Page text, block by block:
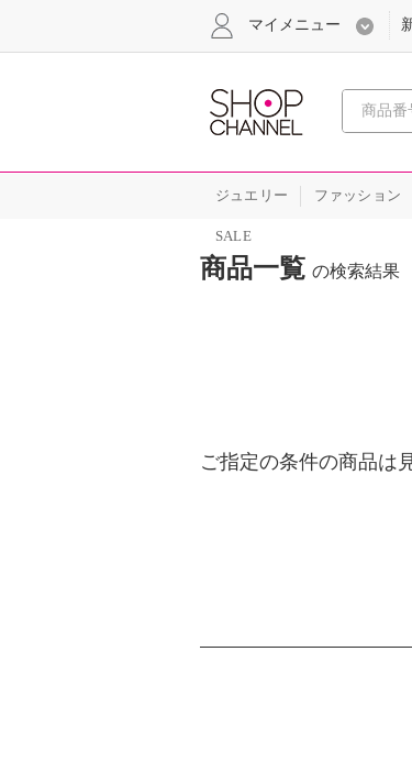
マイメニュー
ジュエリー ファッション
SALE
商品一覧 の検索結果
ご指定の条件の商品は